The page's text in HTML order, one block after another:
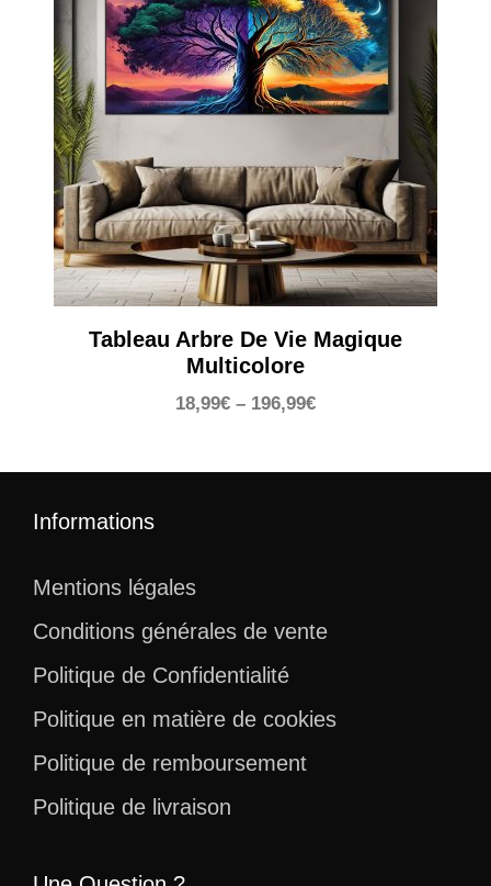
Tableau Arbre De Vie Magique
Multicolore
18,99€ – 196,99€
Informations
Mentions légales
Conditions générales de vente
Politique de Confidentialité
Politique en matière de cookies
Politique de remboursement
Politique de livraison